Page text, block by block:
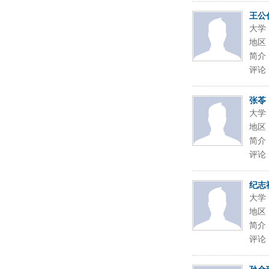
王公
大学
地区
简介
评论
张苓
大学
地区
简介
评论
纪志
大学
地区
简介
评论